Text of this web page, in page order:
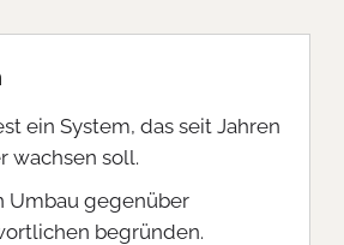
ein System, das seit Jahren
wachsen soll.
Umbau gegenüber
begründen.